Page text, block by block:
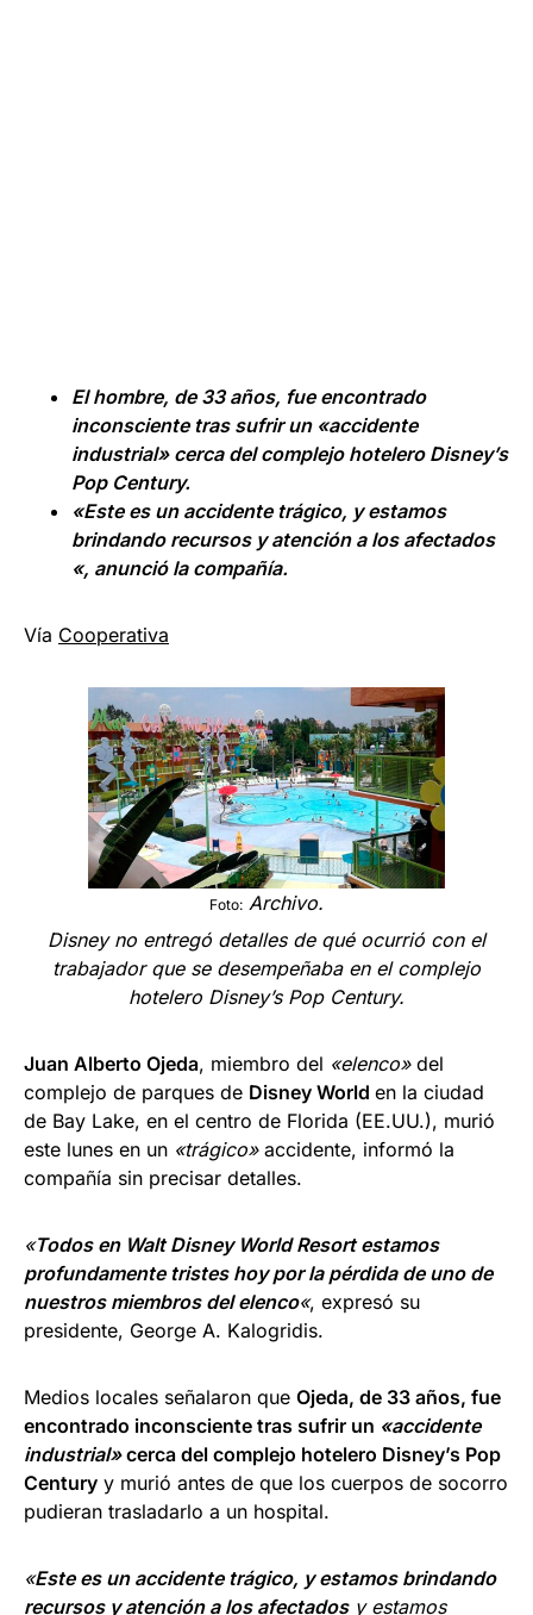
El hombre, de 33 años, fue encontrado
inconsciente tras sufrir un «accidente
industrial» cerca del complejo hotelero Disney’s
Pop Century.
«Este es un accidente trágico, y estamos
brindando recursos y atención a los afectados
«, anunció la compañía.
Vía Cooperativa
Foto: Archivo.
Disney no entregó detalles de qué ocurrió con el
trabajador que se desempeñaba en el complejo
hotelero Disney’s Pop Century.
Juan Alberto Ojeda, miembro del «elenco»del
complejo de parques de Disney World en la ciudad
de Bay Lake, en el centro de Florida (EE.UU.), murió
este lunes en un «trágico»accidente, informó la
compañía sin precisar detalles.
«Todos en Walt Disney World Resort estamos
profundamente tristes hoy por la pérdida de uno de
nuestros miembros del elenco«, expresó su
presidente, George A. Kalogridis.
Medios locales señalaron que Ojeda, de 33 años, fue
encontrado inconsciente tras sufrir un «accidente
industrial»cerca del complejo hotelero Disney’s Pop
Century y murió antes de que los cuerpos de socorro
pudieran trasladarlo a un hospital.
«Este es un accidente trágico, y estamos brindando
recursos y atención a los afectadosy estamos